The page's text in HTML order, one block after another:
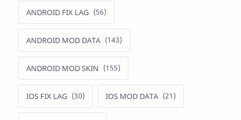
ANDROID FIX LAG
ANDROID MOD DATA
ANDROID MOD SKIN
IOS FIX LAG IOS MOD DATA